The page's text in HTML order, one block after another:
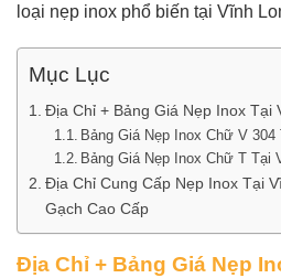
loại nẹp inox phổ biến tại Vĩnh
Mục Lục
Địa Chỉ + Bảng Giá Nẹp Inox Tại
Bảng Giá Nẹp Inox Chữ V 304
Bảng Giá Nẹp Inox Chữ T Tại
Địa Chỉ Cung Cấp Nẹp Inox Tại
Gạch Cao Cấp
Địa Chỉ + Bảng Giá Nẹp